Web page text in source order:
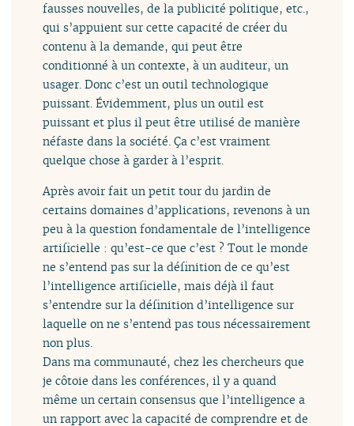
fausses nouvelles, de la publicité politique, etc.,
qui s’appuient sur cette capacité de créer du
contenu à la demande, qui peut être
conditionné à un contexte, à un auditeur, un
usager. Donc c’est un outil technologique
puissant. Évidemment, plus un outil est
puissant et plus il peut être utilisé de manière
néfaste dans la société. Ça c’est vraiment
quelque chose à garder à l’esprit.
Après avoir fait un petit tour du jardin de
certains domaines d’applications, revenons à un
peu à la question fondamentale de l’intelligence
artificielle : qu’est-ce que c’est ? Tout le monde
ne s’entend pas sur la définition de ce qu’est
l’intelligence artificielle, mais déjà il faut
s’entendre sur la définition d’intelligence sur
laquelle on ne s’entend pas tous nécessairement
non plus.
Dans ma communauté, chez les chercheurs que
je côtoie dans les conférences, il y a quand
même un certain consensus que l’intelligence a
un rapport avec la capacité de comprendre et de